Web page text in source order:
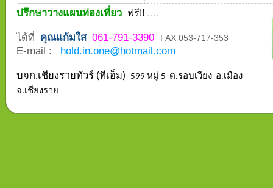
ปรึกษาวางแผนท่องเที่ยว ฟรี!! ....
ได้ที่ คุณแก้มใส 061-791-3390 FAX 053-717-353
E-mail : hold.in.one@hotmail.com
บจก.เชียงรายทัวร์ (ทีเอ็ม)
599 หมู่ 5 ต.รอบเวียง อ.เมือง
จ.เชียงราย